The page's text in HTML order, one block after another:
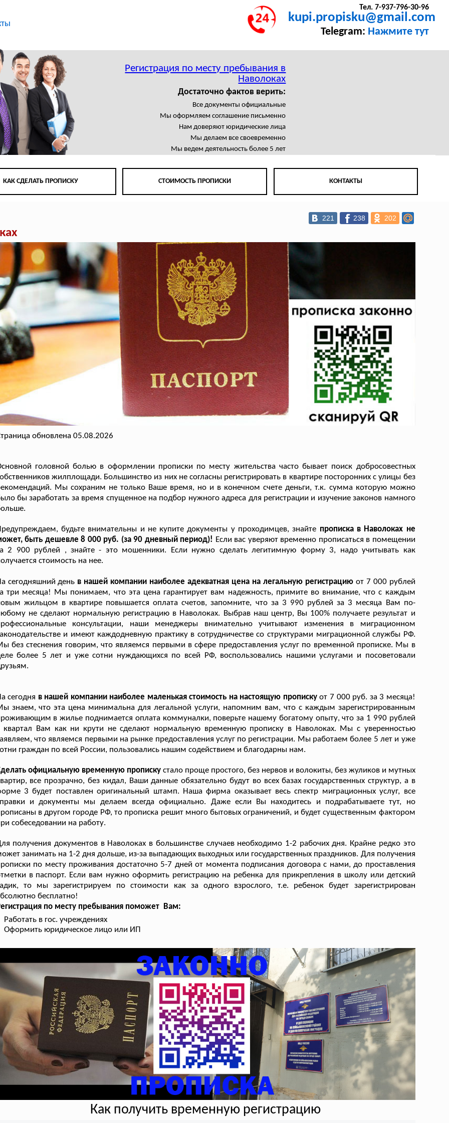
Тел. 7-937-796-30-96
kupi.propisku@gmail.com
Telegram: Нажмите тут
Регистрация по месту пребывания в
Наволоках
Достаточно фактов верить:
Все документы официальные
Мы оформляем соглашение письменно
Нам доверяют юридические лица
Мы делаем все своевременно
Мы ведем деятельность более 5 лет
КАК СДЕЛАТЬ ПРОПИСКУ СТОИМОСТЬ ПРОПИСКИ КОНТАКТЫ
221 238 202
обновлена 05.08.2026
головной болью в оформлении прописки по месту жительства часто бывает поиск добросовестных
жилплощади. Большинство из них не согласны регистрировать в квартире посторонних с улицы без
Мы сохраним не только Ваше время, но и в конечном счете деньги, т.к. сумма которую можно
бы заработать за время спущенное на подбор нужного адреса для регистрации и изучение законов намного
будьте внимательны и не купите документы у проходимцев, знайте прописка в Наволоках не
быть дешевле 8 000 руб. (за 90 дневный период)! Если вас уверяют временно прописаться в помещении
2 900 рублей , знайте - это мошенники. Если нужно сделать легитимную форму 3, надо учитывать как
стоимость на нее.
сегодняшний день в нашей компании наиболее адекватная цена на легальную регистрацию от 7 000 рублей
три месяца! Мы понимаем, что эта цена гарантирует вам надежность, примите во внимание, что с каждым
жильцом в квартире повышается оплата счетов, запомните, что за 3 990 рублей за 3 месяца Вам по-
не сделают нормальную регистрацию в Наволоках. Выбрав наш центр, Вы 100% получаете результат и
консультации, наши менеджеры внимательно учитывают изменения в миграционном
и имеют каждодневную практику в сотрудничестве со структурами миграционной службы РФ.
без стеснения говорим, что являемся первыми в сфере предоставления услуг по временной прописке. Мы в
более 5 лет и уже сотни нуждающихся по всей РФ, воспользовались нашими услугами и посоветовали
сегодня в нашей компании наиболее маленькая стоимость на настоящую пропискуот 7 000 руб. за 3 месяца!
знаем, что эта цена минимальна для легальной услуги, напомним вам, что с каждым зарегистрированным
в жилье поднимается оплата коммуналки, поверьте нашему богатому опыту, что за 1 990 рублей
квартал Вам как ни крути не сделают нормальную временную прописку в Наволоках. Мы с уверенностью
что являемся первыми на рынке предоставления услуг по регистрации. Мы работаем более 5 лет и уже
граждан по всей России, пользовались нашим содействием и благодарны нам.
официальную временную пропискустало проще простого, без нервов и волокиты, без жуликов и мутных
все прозрачно, без кидал, Ваши данные обязательно будут во всех базах государственных структур, а в
3 будет поставлен оригинальный штамп. Наша фирма оказывает весь спектр миграционных услуг, все
и документы мы делаем всегда официально. Даже если Вы находитесь и подрабатываете тут, но
в другом городе РФ, то прописка решит много бытовых ограничений, и будет существенным фактором
собеседовании на работу.
получения документов в Наволоках в большинстве случаев необходимо 1-2 рабочих дня. Крайне редко это
занимать на 1-2 дня дольше, из-за выпадающих выходных или государственных праздников. Для получения
по месту проживания достаточно 5-7 дней от момента подписания договора с нами, до проставления
в паспорт. Если вам нужно оформить регистрацию на ребенка для прикрепления в школу или детский
то мы зарегистрируем по стоимости как за одного взрослого, т.е. ребенок будет зарегистрирован
бесплатно!
по месту пребывания поможет Вам:
Работать в гос. учреждениях
Оформить юридическое лицо или ИП
Как получить временную регистрацию